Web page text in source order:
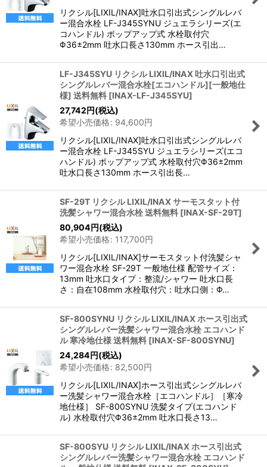
リクシル[LIXIL/INAX]吐水口引出式シングルレバ
ー混合水栓 LF-J345SYNU ジュエラシリーズ(エ
コハンドル) ポップアップ式 水栓取付穴
Φ36±2mm 吐水口長さ130mm ホース引出…
LF-J345SYU リクシル LIXIL/INAX 吐水口引出式
シングルレバー混合水栓[エコハンドル][一般地仕
様] 送料無料 [INAX-LF-J345SYU]
27,742円(税込)
希望小売価格: 94,600円
リクシル[LIXIL/INAX]吐水口引出式シングルレバ
ー混合水栓 LF-J345SYU ジュエラシリーズ(エコ
ハンドル) ポップアップ式 水栓取付穴Φ36±2mm
吐水口長さ130mm ホース引出長…
SF-29T リクシル LIXIL/INAX サーモスタット付
洗髪シャワー混合水栓 送料無料 [INAX-SF-29T]
80,904円(税込)
希望小売価格: 117,700円
リクシル[LIXIL/INAX]サーモスタット付洗髪シャ
ワー混合水栓 SF-29T 一般地仕様 配管サイズ：
13mm 吐水口タイプ：整流/シャワー 吐水口長
さ：自在108mm 水栓取付穴：吐水口側：Φ…
SF-800SYNU リクシル LIXIL/INAX ホース引出式
シングルレバー洗髪シャワー混合水栓 エコハンド
ル 寒冷地仕様 送料無料 [INAX-SF-800SYNU]
24,284円(税込)
希望小売価格: 82,500円
リクシル[LIXIL/INAX]ホース引出式シングルレバ
ー洗髪シャワー混合水栓［エコハンドル］［寒冷
地仕様］ SF-800SYNU 洗髪タイプ(エコハンド
ル) 水栓取付穴Φ36±2mm 吐水口長さ13…
SF-800SYU リクシル LIXIL/INAX ホース引出式
シングルレバー洗髪シャワー混合水栓 エコハンド